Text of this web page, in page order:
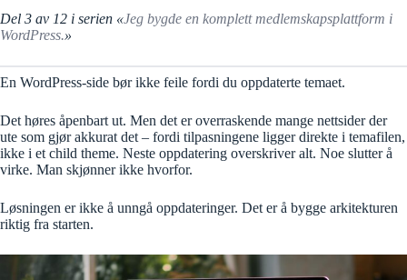
Del 3 av 12 i serien «Jeg bygde en komplett medlemskapsplattform i
WordPress.»
En WordPress-side bør ikke feile fordi du oppdaterte temaet.
Det høres åpenbart ut. Men det er overraskende mange nettsider der
ute som gjør akkurat det – fordi tilpasningene ligger direkte i temafilen,
ikke i et child theme. Neste oppdatering overskriver alt. Noe slutter å
virke. Man skjønner ikke hvorfor.
Løsningen er ikke å unngå oppdateringer. Det er å bygge arkitekturen
riktig fra starten.